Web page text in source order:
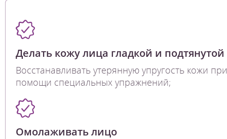
Делать кожу лица гладкой и подтянутой
Восстанавливать утерянную упругость кожи при
помощи специальных упражнений;
Омолаживать лицо